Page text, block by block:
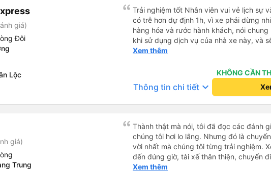
toàn hơn. Một Chuyến xe được biết thêm nhiều câu chuyện
mới. Cảm ơn nhà xe đã giúp đỡ
giá)
Đôi
Lộc
Trải nghiệm tốt Nhân viên vui vẻ lịch sự
có trễ hơn dự định 1h, vì xe phải dừng
hàng hóa và rước hành khách, nói
khi sử dụng dịch vụ của nhà xe này, và
thiệu cho người thân sử dụng dịch vụ của
Xem thêm
KHÔNG CẦN
Thông tin chi tiết keyboard_arrow_down
giá)
Trung
Thành thật mà nói, tôi đã đọc các đánh
chúng tôi hơi lo lắng. Nhưng đó là
vời nhất mà chúng tôi từng trải nghiệm.
đến đúng giờ, tài xế thân thiện, chuyến
vẫn hơi xóc, nhưng đó là đặc trưng của
Xem thêm